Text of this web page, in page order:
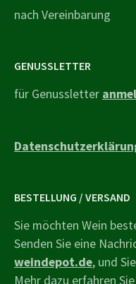
nach Vereinbarung
GENUSSLETTER
für Genussletter
BESTELLUNG / VERSAND
Sie möchten Wein
Senden Sie eine
weindepot.de, und
Mehr dazu erfahren Sie